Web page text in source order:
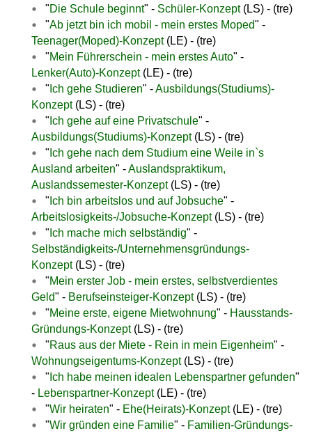
"Die Schule beginnt" - Schüler-Konzept(LS) - (tre)
"Ab jetzt bin ich mobil - mein erstes Moped" -
Teenager(Moped)-Konzept(LE) - (tre)
"Mein Führerschein - mein erstes Auto" -
Lenker(Auto)-Konzept(LE) - (tre)
" Ich gehe Studieren" -Ausbildungs(Studiums)-
Konzept(LS) - (tre)
" Ich gehe auf eine Privatschule" -
Ausbildungs(Studiums)-Konzept(LS) - (tre)
" Ich gehe nach dem Studium eine Weile in`s
Ausland arbeiten" -Auslandspraktikum,
Auslandssemester-Konzept(LS) - (tre)
" Ich bin arbeitslos und auf Jobsuche" -
Arbeitslosigkeits-/Jobsuche-Konzept(LS) - (tre)
" Ich mache mich selbständig" -
Selbständigkeits-/Unternehmensgründungs-
Konzept(LS) - (tre)
"Mein erster Job - mein erstes, selbstverdientes
Geld" - Berufseinsteiger-Konzept(LS) - (tre)
"Meine erste, eigene Mietwohnung" - Hausstands-
Gründungs-Konzept(LS) - (tre)
"Raus aus der Miete - Rein in mein Eigenheim" -
Wohnungseigentums-Konzept(LS) - (tre)
" Ich habe meinen idealen Lebenspartner gefunden"
- Lebenspartner-Konzept(LE) - (tre)
"Wir heiraten" - Ehe(Heirats)-Konzept(LE) - (tre)
"Wir gründen eine Familie" - Familien-Gründungs-